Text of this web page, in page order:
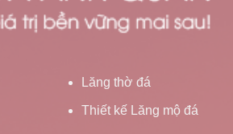
Lăng thờ đá
Thiết kế Lăng mộ đá